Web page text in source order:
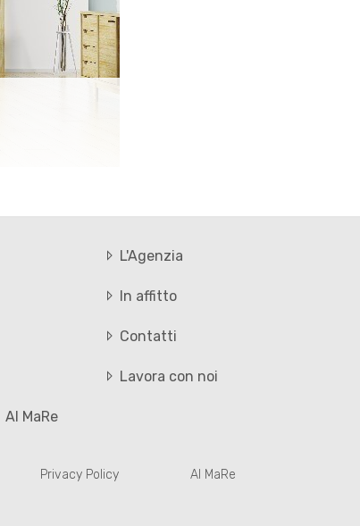
L'Agenzia
In affitto
Contatti
Lavora con noi
Al MaRe
Privacy Policy Al MaRe